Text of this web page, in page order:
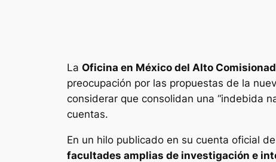
La Oficina en México del Alto
preocupación por las propuestas de la
considerar que consolidan una “indebida
cuentas.
En un hilo publicado en su cuenta oficial
facultades amplias de investigación e